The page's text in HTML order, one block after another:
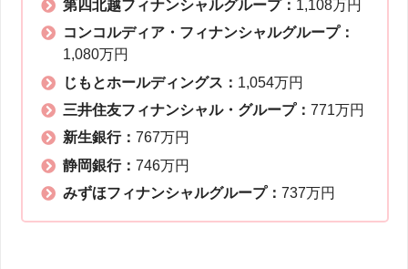
第四北越フィナンシャルグループ： 1,108万円
コンコルディア・フィナンシャルグループ：
1,080万円
じもとホールディングス： 1,054万円
三井住友フィナンシャル・グループ： 771万円
新生銀行： 767万円
静岡銀行： 746万円
みずほフィナンシャルグループ： 737万円